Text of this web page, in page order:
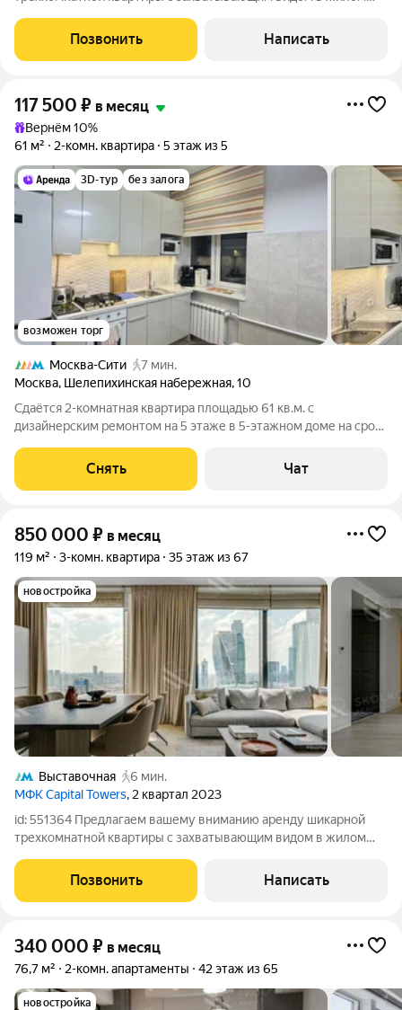
станет вашим личным оазисом, идеально спроектированным
для комфортной жизни. Планировка
Позвонить Написать
117 500 ₽ в месяц
Вернём 10%
61 м²
2-комн. квартира 5 этаж из 5
3D-тур без залога
возможен торг
Москва-Сити
7 мин.
Москва, Шелепихинская набережная,10
Сдаётся 2-комнатная квартира площадью 61 кв.м. с
дизайнерским ремонтом на 5 этаже в 5-этажном доме на срок
Стиральная машина Холодильник Посудомоечная машина
Снять Чат
850 000 ₽ в месяц
119 м² 3-комн. квартира 35 этаж из 67
новостройка
Выставочная
6 мин.
МФК Capital Towers, 2 квартал 2023
id: 551364 Предлагаем вашему вниманию аренду шикарной
трехкомнатной квартиры с захватывающим видом в жилом
станет вашим личным оазисом, идеально спроектированным
для комфортной жизни. Планировка
Позвонить Написать
340 000 ₽ в месяц
76,7 м² 2-комн. апартаменты 42 этаж из 65
новостройка